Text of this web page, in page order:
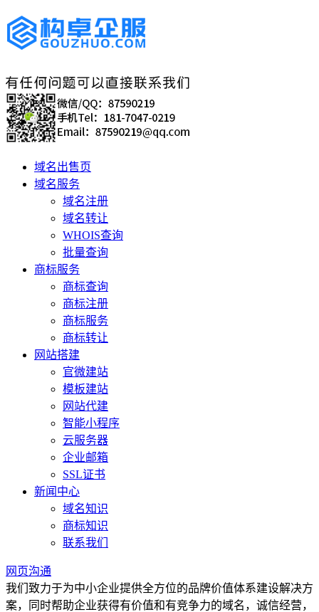
域名出售页
域名服务
域名注册
域名转让
WHOIS查询
批量查询
商标服务
商标查询
商标注册
商标服务
商标转让
网站搭建
官微建站
模板建站
网站代建
智能小程序
云服务器
企业邮箱
SSL证书
新闻中心
域名知识
商标知识
联系我们
网页沟通
我们致力于为中小企业提供全方位的品牌价值体系建设解决方
案，同时帮助企业获得有价值和有竞争力的域名，诚信经营，